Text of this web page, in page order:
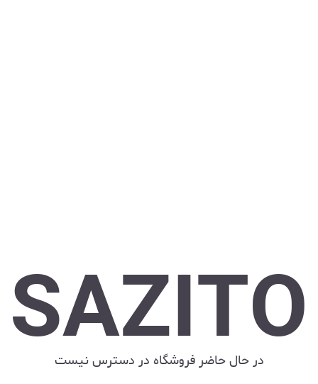
SAZITO
در حال حاضر فروشگاه در دسترس نیست